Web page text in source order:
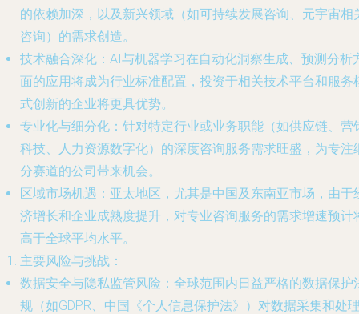
的依赖加深，以及新兴领域（如可持续发展咨询、元宇宙相
咨询）的需求创造。
技术融合深化 ：AI与机器学习在自动化洞察生成、预测分析
面的应用将成为行业标准配置，投资于相关技术平台和服务
式创新的企业将更具优势。
专业化与细分化 ：针对特定行业或业务职能（如供应链、营
科技、人力资源数字化）的深度咨询服务需求旺盛，为专注
分赛道的公司带来机会。
区域市场机遇 ：亚太地区，尤其是中国及东南亚市场，由于
济增长和企业成熟度提升，对专业咨询服务的需求增速预计
高于全球平均水平。
主要风险与挑战：
数据安全与隐私监管风险 ：全球范围内日益严格的数据保护
规（如GDPR、中国《个人信息保护法》）对数据采集和处